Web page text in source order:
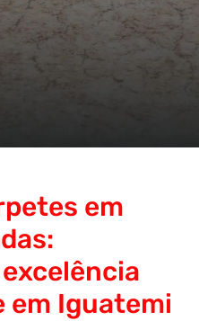
em
em Iguatemi